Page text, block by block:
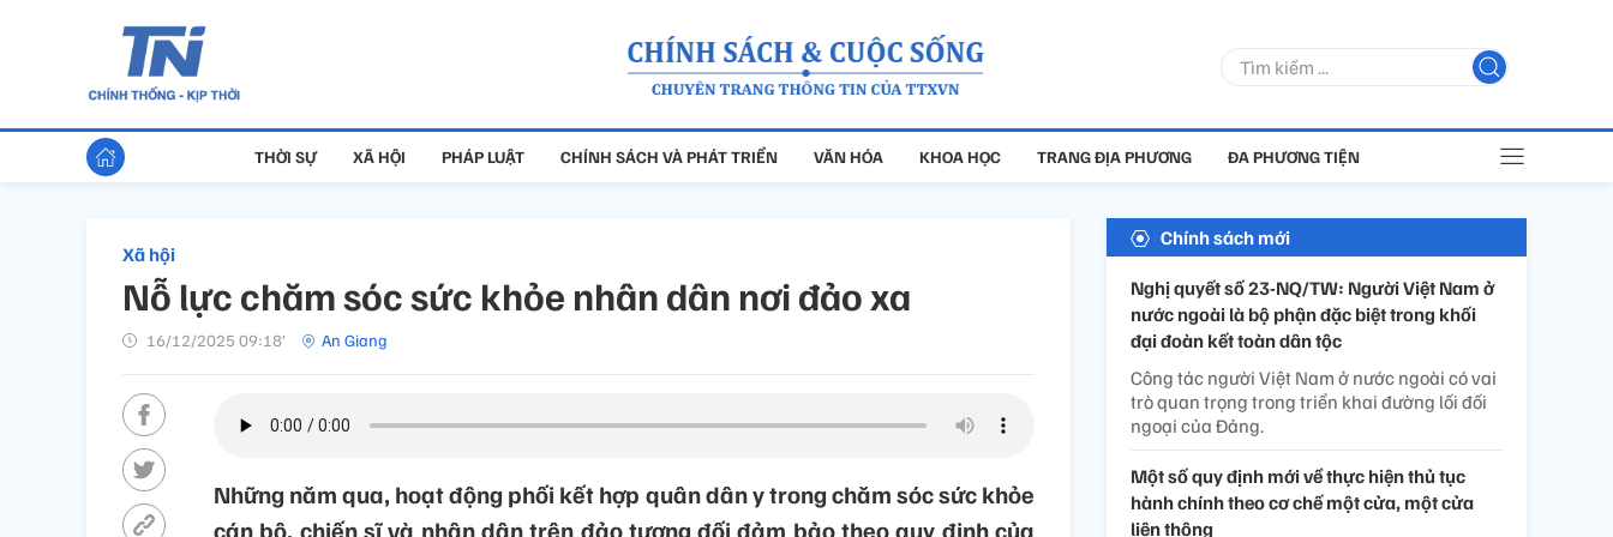
THỜI SỰ XÃ HỘI PHÁP LUẬT CHÍNH SÁCH VÀ PHÁT TRIỂN VĂN HÓA KHOA HỌC TRANG ĐỊA PHƯƠNG ĐA PHƯƠNG TIỆN
Xã hội
Nỗ lực chăm sóc sức khỏe nhân dân nơi đảo xa
16/12/2025 09:18’ An Giang
Những năm qua, hoạt động phối kết hợp quân dân y trong chăm sóc sức khỏe
cán bộ, chiến sĩ và nhân dân trên đảo tương đối đảm bảo theo quy định của
Chính sách mới
Nghị quyết số 23-NQ/TW: Người Việt Nam ở
nước ngoài là bộ phận đặc biệt trong khối
đại đoàn kết toàn dân tộc
Công tác người Việt Nam ở nước ngoài có vai
trò quan trọng trong triển khai đường lối đối
ngoại của Đảng.
Một số quy định mới về thực hiện thủ tục
hành chính theo cơ chế một cửa, một cửa
liên thông